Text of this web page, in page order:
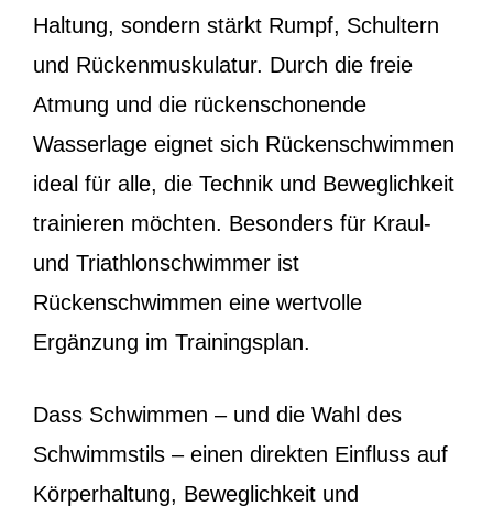
Haltung, sondern stärkt Rumpf, Schultern
und Rückenmuskulatur. Durch die freie
Atmung und die rückenschonende
Wasserlage eignet sich Rückenschwimmen
ideal für alle, die Technik und Beweglichkeit
trainieren möchten. Besonders für Kraul-
und Triathlonschwimmer ist
Rückenschwimmen eine wertvolle
Ergänzung im Trainingsplan.
Dass Schwimmen – und die Wahl des
Schwimmstils – einen direkten Einfluss auf
Körperhaltung, Beweglichkeit und